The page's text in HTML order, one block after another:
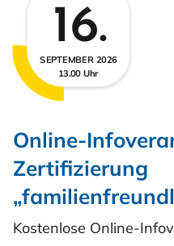
16.
SEPTEMBER 2026
13.00 Uhr
Online-
Zertifizierung
Kostenlose Online-